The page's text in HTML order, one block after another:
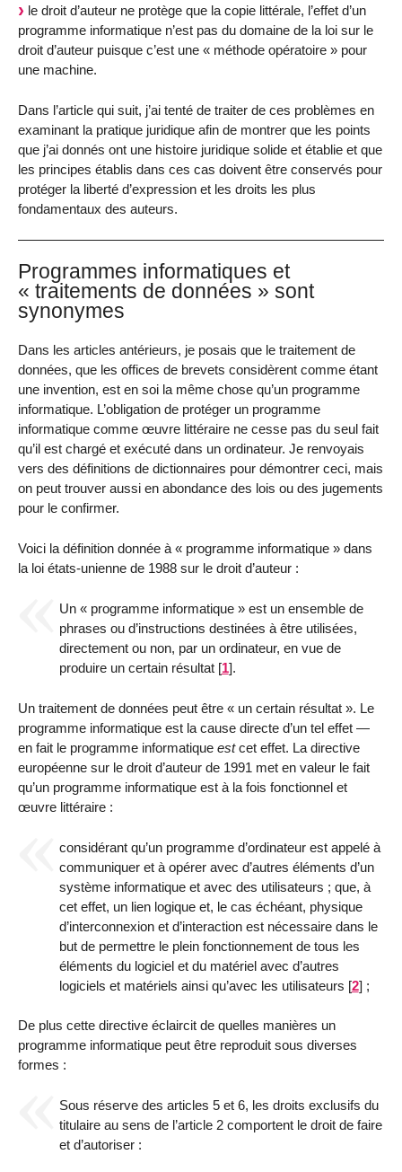
le droit d’auteur ne protège que la copie littérale, l’effet d’un
programme informatique n’est pas du domaine de la loi sur le
droit d’auteur puisque c’est une « méthode opératoire » pour
une machine.
Dans l’article qui suit, j’ai tenté de traiter de ces problèmes en
examinant la pratique juridique afin de montrer que les points
que j’ai donnés ont une histoire juridique solide et établie et que
les principes établis dans ces cas doivent être conservés pour
protéger la liberté d’expression et les droits les plus
fondamentaux des auteurs.
Programmes informatiques et
« traitements de données » sont
synonymes
Dans les articles antérieurs, je posais que le traitement de
données, que les offices de brevets considèrent comme étant
une invention, est en soi la même chose qu’un programme
informatique. L’obligation de protéger un programme
informatique comme œuvre littéraire ne cesse pas du seul fait
qu’il est chargé et exécuté dans un ordinateur. Je renvoyais
vers des définitions de dictionnaires pour démontrer ceci, mais
on peut trouver aussi en abondance des lois ou des jugements
pour le confirmer.
Voici la définition donnée à « programme informatique » dans
la loi états-unienne de 1988 sur le droit d’auteur :
Un « programme informatique » est un ensemble de
phrases ou d’instructions destinées à être utilisées,
directement ou non, par un ordinateur, en vue de
produire un certain résultat[1].
Un traitement de données peut être « un certain résultat ». Le
programme informatique est la cause directe d’un tel effet —
en fait le programme informatique estcet effet. La directive
européenne sur le droit d’auteur de 1991 met en valeur le fait
qu’un programme informatique est à la fois fonctionnel et
œuvre littéraire :
considérant qu’un programme d’ordinateur est appelé à
communiquer et à opérer avec d’autres éléments d’un
système informatique et avec des utilisateurs ; que, à
cet effet, un lien logique et, le cas échéant, physique
d’interconnexion et d’interaction est nécessaire dans le
but de permettre le plein fonctionnement de tous les
éléments du logiciel et du matériel avec d’autres
logiciels et matériels ainsi qu’avec les utilisateurs [2] ;
De plus cette directive éclaircit de quelles manières un
programme informatique peut être reproduit sous diverses
formes :
Sous réserve des articles 5 et 6, les droits exclusifs du
titulaire au sens de l’article 2 comportent le droit de faire
et d’autoriser :